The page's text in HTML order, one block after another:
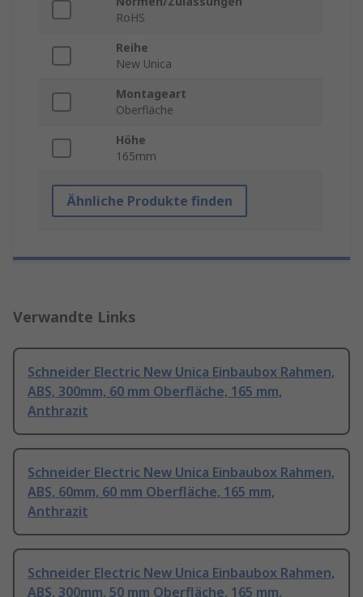
RoHS
Reihe
New Unica
Montageart
Oberfläche
Höhe
165mm
Ähnliche Produkte finden
Verwandte Links
Schneider Electric New Unica Einbaubox Rahmen,
ABS, 300mm, 60 mm Oberfläche, 165 mm,
Anthrazit
Schneider Electric New Unica Einbaubox Rahmen,
ABS, 60mm, 60 mm Oberfläche, 165 mm,
Anthrazit
Schneider Electric New Unica Einbaubox Rahmen,
ABS, 300mm, 50 mm Oberfläche, 165 mm,